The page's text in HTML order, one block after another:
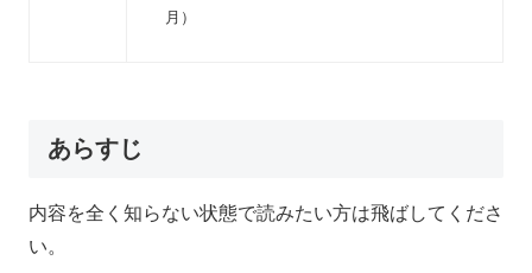
月）
あらすじ
内容を全く知らない状態で読みたい方は飛ばしてくださ
い。